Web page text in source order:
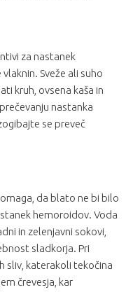
za nastanek
Sveže ali suho
kruh, ovsena kaša in
nastanka
se preveč
da blato ne bi bilo
hemoroidov. Voda
in zelenjavni sokovi,
sladkorja. Pri
sliv, katerakoli tekočina
črevesja, kar